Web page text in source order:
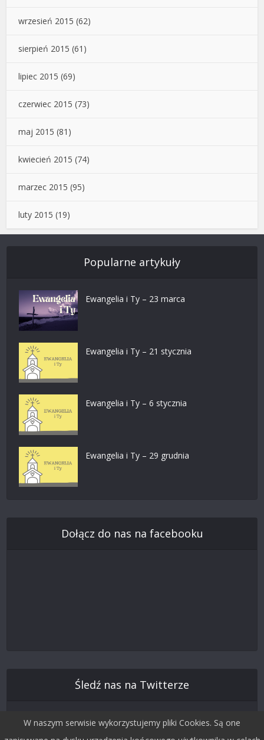
wrzesień 2015 (62)
sierpień 2015 (61)
lipiec 2015 (69)
czerwiec 2015 (73)
maj 2015 (81)
kwiecień 2015 (74)
marzec 2015 (95)
luty 2015 (19)
Popularne artykuły
Ewangelia i Ty – 23 marca
Ewangelia i Ty – 21 stycznia
Ewangelia i Ty – 6 stycznia
Ewangelia i Ty – 29 grudnia
Dołącz do nas na facebooku
Śledź nas na Twitterze
W naszym serwisie wykorzystujemy pliki Cookies. Są one